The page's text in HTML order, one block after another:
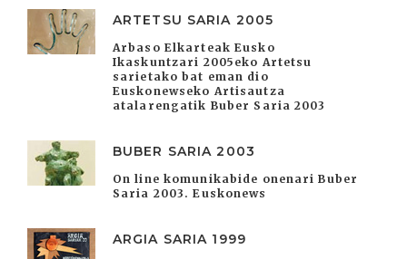
ARTETSU SARIA 2005
Arbaso Elkarteak Eusko
Ikaskuntzari 2005eko Artetsu
sarietako bat eman dio
Euskonewseko Artisautza
atalarengatik Buber Saria 2003
BUBER SARIA 2003
On line komunikabide onenari Buber
Saria 2003. Euskonews
ARGIA SARIA 1999